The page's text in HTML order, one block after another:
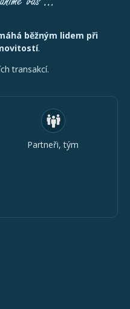
běžným lidem při
.
transakcí.
Partneři, tým